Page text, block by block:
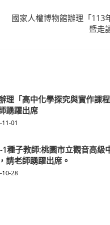
國家人權博物館辦理「113
暨走
理「高中化學探究與實作課
踴躍出席
11-01
種子教師:桃園市立觀音高級
請老師踴躍出席。
10-28